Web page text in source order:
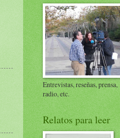
Entrevistas, reseñas, prensa,
radio, etc.
Relatos para leer